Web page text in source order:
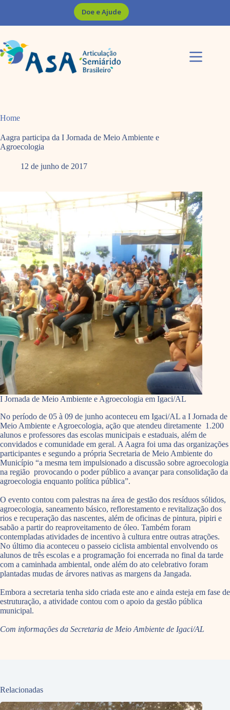
Doe e Ajude
Home
Aagra participa da I Jornada de Meio Ambiente e
Agroecologia
12 de junho de 2017
I Jornada de Meio Ambiente e Agroecologia em Igaci/AL
No período de 05 à 09 de junho aconteceu em Igaci/AL a I Jornada de
Meio Ambiente e Agroecologia, ação que atendeu diretamente 1.200
alunos e professores das escolas municipais e estaduais, além de
convidados e comunidade em geral. A Aagra foi uma das organizações
participantes e segundo a própria Secretaria de Meio Ambiente do
Município “a mesma tem impulsionado a discussão sobre agroecologia
na região provocando o poder público a avançar para consolidação da
agroecologia enquanto política pública”.
O evento contou com palestras na área de gestão dos resíduos sólidos,
agroecologia, saneamento básico, reflorestamento e revitalização dos
rios e recuperação das nascentes, além de oficinas de pintura, pipiri e
sabão a partir do reaproveitamento de óleo. Também foram
contempladas atividades de incentivo à cultura entre outras atrações.
No último dia aconteceu o passeio ciclista ambiental envolvendo os
alunos de três escolas e a programação foi encerrada no final da tarde
com a caminhada ambiental, onde além do ato celebrativo foram
plantadas mudas de árvores nativas as margens da Jangada.
Embora a secretaria tenha sido criada este ano e ainda esteja em fase de
estruturação, a atividade contou com o apoio da gestão pública
municipal.
Com informações da Secretaria de Meio Ambiente de Igaci/AL
Relacionadas